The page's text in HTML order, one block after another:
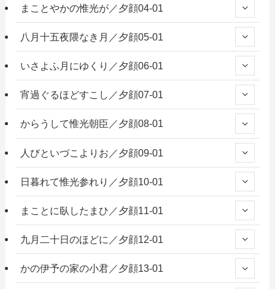
まことやかの惟光が／夕顔04-01
八月十五夜隈なき月／夕顔05-01
いさよふ月にゆくり／夕顔06-01
宵過ぐるほどすこし／夕顔07-01
からうして惟光朝臣／夕顔08-01
人びといづこよりお／夕顔09-01
日暮れて惟光参れり／夕顔10-01
まことに臥したまひ／夕顔11-01
九月二十日のほどに／夕顔12-01
かの伊予の家の小君／夕顔13-01